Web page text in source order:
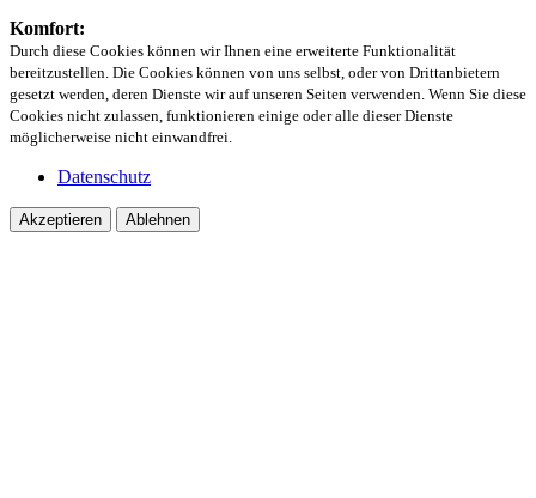
Komfort:
Durch diese Cookies können wir Ihnen eine erweiterte Funktionalität
bereitzustellen. Die Cookies können von uns selbst, oder von Drittanbietern
gesetzt werden, deren Dienste wir auf unseren Seiten verwenden. Wenn Sie diese
Cookies nicht zulassen, funktionieren einige oder alle dieser Dienste
möglicherweise nicht einwandfrei.
Datenschutz
Akzeptieren Ablehnen